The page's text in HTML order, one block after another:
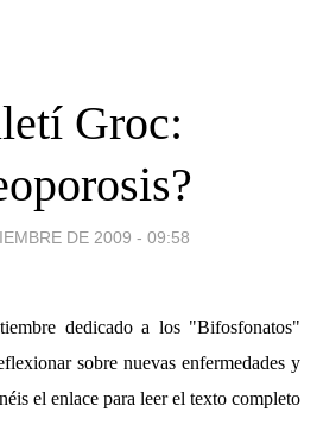
Groc:
DE 2009 - 09:58
dedicado a los "Bifosfonatos"
sobre nuevas enfermedades y
el enlace para leer el texto completo